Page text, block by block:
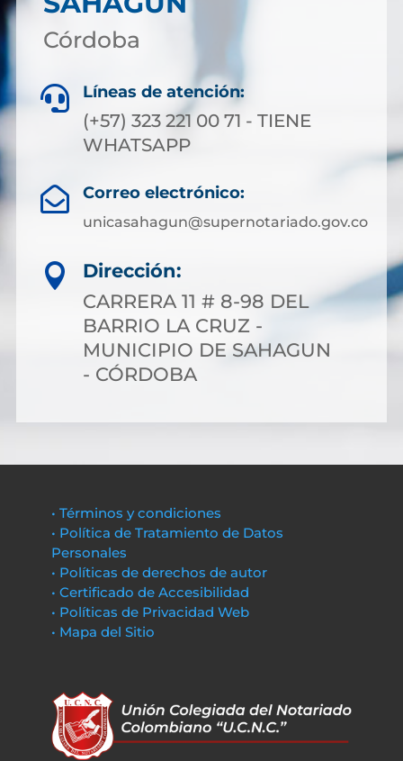
Córdoba
 Líneas de atención:
(+57) 323 221 00 71 - TIENE
WHATSAPP
 Correo electrónico:
unicasahagun@supernotariado.gov.co

Dirección:
CARRERA 11 # 8-98 DEL
BARRIO LA CRUZ -
MUNICIPIO DE SAHAGUN
- CÓRDOBA
• Términos y condiciones
• Política de Tratamiento de Datos
Personales
• Políticas de derechos de autor
• Certificado de Accesibilidad
• Políticas de Privacidad Web
• Mapa del Sitio